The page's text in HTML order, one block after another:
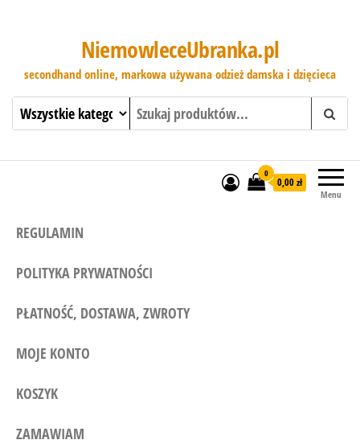
NiemowleceUbranka.pl
secondhand online, markowa używana odzież damska i dzięcieca
Menu
0
0,00 zł
REGULAMIN
POLITYKA PRYWATNOŚCI
PŁATNOŚĆ, DOSTAWA, ZWROTY
MOJE KONTO
KOSZYK
ZAMAWIAM